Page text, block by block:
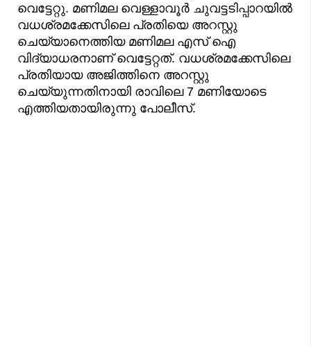
വെട്ടേറ്റു. മണിമല വെള്ളാവൂർ ചുവട്ടടിപ്പാറയിൽ
വധശ്രമക്കേസിലെ പ്രതിയെ അറസ്റ്റു
ചെയ്യാനെത്തിയ മണിമല എസ് ഐ
വിദ്യാധരനാണ് വെട്ടേറ്റത്. വധശ്രമക്കേസിലെ
പ്രതിയായ അജിത്തിനെ അറസ്റ്റു
ചെയ്യുന്നതിനായി രാവിലെ 7 മണിയോടെ
എത്തിയതായിരുന്നു പോലീസ്.